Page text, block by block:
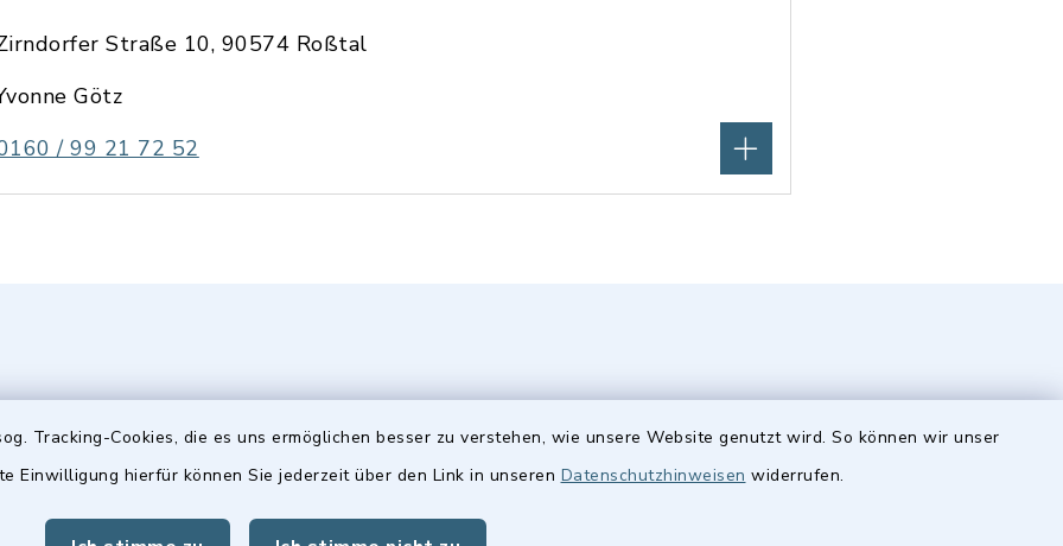
Tracking-Cookies, die es uns ermöglichen besser zu verstehen, wie unsere Website genutzt wird. So können wir unser
Einwilligung hierfür können Sie jederzeit über den Link in unseren Datenschutzhinweisen widerrufen.
Straße 10, 90574 Roßtal
Götz
/ 99 21 72 52
Hinweis Quicklinks